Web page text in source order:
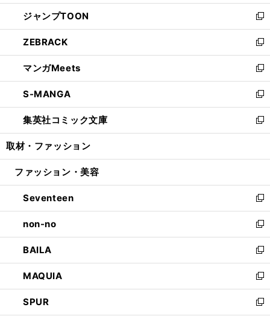
開
く
ウ
で
開
く
ン
ド
ウ
で
開
く
ウ
ィ
ン
ド
ウ
で
開
く
し
い
ウ
ィ
ン
ド
ウ
で
開
く
ジャンプTOON
新
し
い
ウ
ィ
ン
ド
ウ
で
開
ZEBRACK
新
し
い
ウ
ィ
ン
ド
ウ
開
マンガMeets
新
し
い
ウ
ィ
ン
ウ
開
く
S-MANGA
新
し
い
ウ
ン
ウ
で
開
く
集英社コミック文庫
新
し
ウ
ン
ド
ウ
で
開
く
取材・ファッション
ファッション・美容
Seventeen
新
し
い
ウ
ィ
ン
ド
ウ
で
non-no
新
し
い
ウ
ィ
ン
ド
BAILA
新
し
い
ウ
ィ
MAQUIA
新
し
い
SPUR
新